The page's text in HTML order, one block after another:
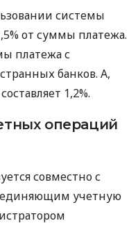
системы
от суммы платежа.
платежа с
банков. А,
1,2%.
операций
совместно с
учетную